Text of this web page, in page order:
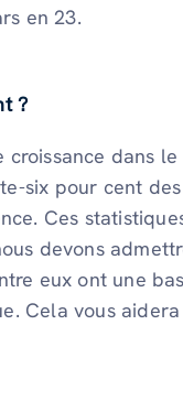
en 23.
?
dans
six pour cent
Ces
devons
eux ont une
Cela vous